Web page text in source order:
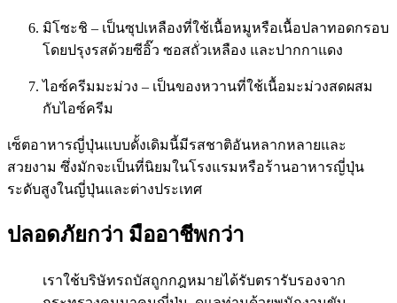
มิโซะชิ – เป็นซุปเหลืองที่ใช้เนื้อหมูหรือเนื้อปลาทอดกรอบ
โดยปรุงรสด้วยซีอิ๊ว ซอสถั่วเหลือง และปากกาแดง
ไอซ์ครีมมะม่วง – เป็นของหวานที่ใช้เนื้อมะม่วงสดผสม
กับไอซ์ครีม
เซ็ตอาหารญี่ปุ่นแบบดั้งเดิมนี้มีรสชาติอันหลากหลายและ
สวยงาม ซึ่งมักจะเป็นที่นิยมในโรงแรมหรือร้านอาหารญี่ปุ่น
ระดับสูงในญี่ปุ่นและต่างประเทศ
ปลอดภัยกว่า มืออาชีพกว่า
เราใช้บริษัทรถบัสถูกกฎหมายได้รับตรารับรองจาก